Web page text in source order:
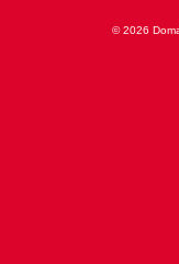
© 2026